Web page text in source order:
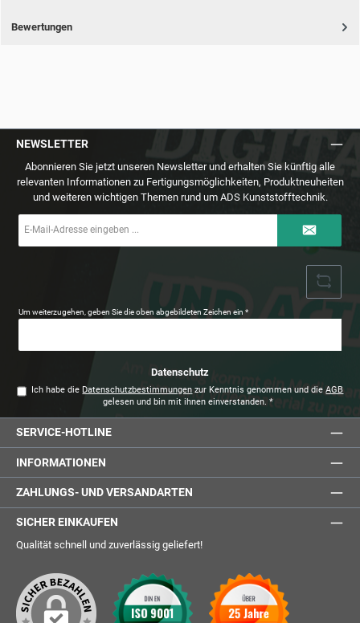
Bewertungen
NEWSLETTER
Abonnieren Sie jetzt unseren Newsletter und erhalten Sie künftig alle
relevanten Informationen zu Fertigungsmöglichkeiten, Produktneuheiten
und weiteren wichtigen Themen rund um ADS Kunststofftechnik.
Mail-
Um weiterzugehen, geben Sie die oben abgebildeten Zeichen ein*
Datenschutz
Ich habe die Datenschutzbestimmungen zur Kenntnis genommen und dieAGB
gelesen und bin mit ihnen einverstanden. *
SERVICE-HOTLINE
INFORMATIONEN
ZAHLUNGS- UND VERSANDARTEN
SICHER EINKAUFEN
Qualität schnell und zuverlässig geliefert!